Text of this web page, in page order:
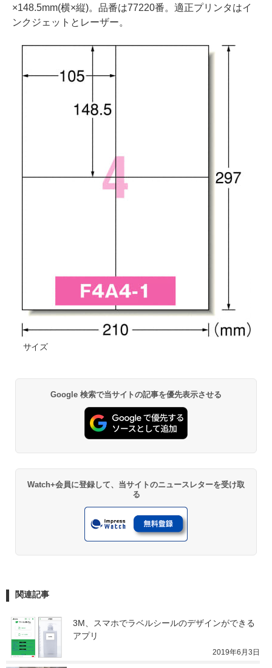
×148.5mm(横×縦)。品番は77220番。適正プリンタはイ
ンクジェットとレーザー。
サイズ
Google 検索で当サイトの記事を優先表示させる
Watch+会員に登録して、当サイトのニュースレターを受け取
る
関連記事
3M、スマホでラベルシールのデザインができる
アプリ
2019年6月3日